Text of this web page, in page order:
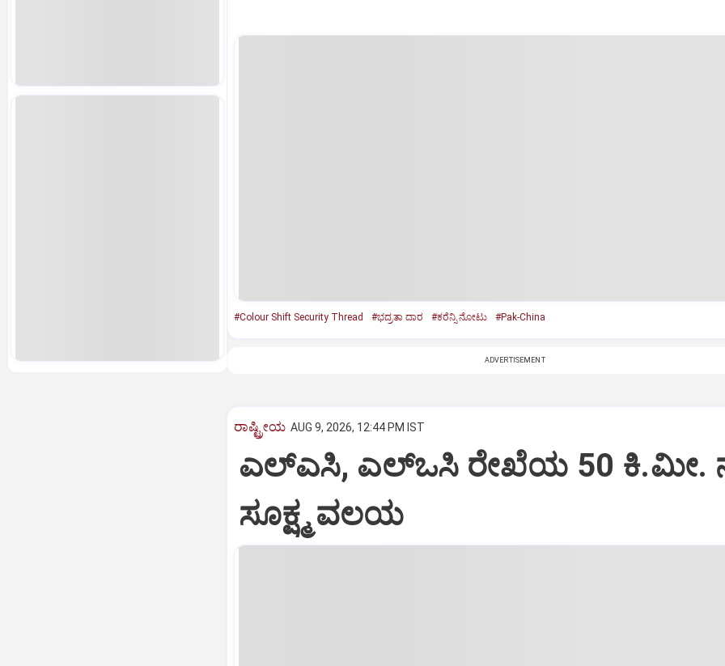
#Colour Shift Security Thread #ಭದ್ರತಾ ದಾರ #ಕರೆನ್ಸಿ ನೋಟು #Pak-China
ADVERTISEMENT
ರಾಷ್ಟ್ರೀಯ AUG 9, 2026, 12:44 PM IST
ಎಲ್‌ಎಸಿ, ಎಲ್‌ಒಸಿ ರೇಖೆಯ 50 ಕಿ.ಮೀ.
ಸೂಕ್ಷ್ಮ ವಲಯ